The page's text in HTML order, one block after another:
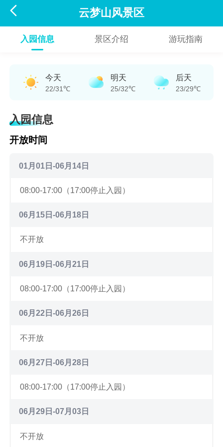
 云梦山风景区
入园信息 景区介绍 游玩指南
今天
22/31℃
明天
25/32℃
后天
23/29℃
入园信息
开放时间
01月01日-06月14日
08:00-17:00（17:00停止入园）
06月15日-06月18日
不开放
06月19日-06月21日
08:00-17:00（17:00停止入园）
06月22日-06月26日
不开放
06月27日-06月28日
08:00-17:00（17:00停止入园）
06月29日-07月03日
不开放